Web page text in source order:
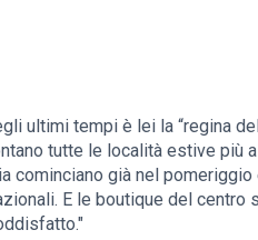
ultimi tempi è lei la “regina
tutte le località estive più
cominciano già nel
E le boutique del centro